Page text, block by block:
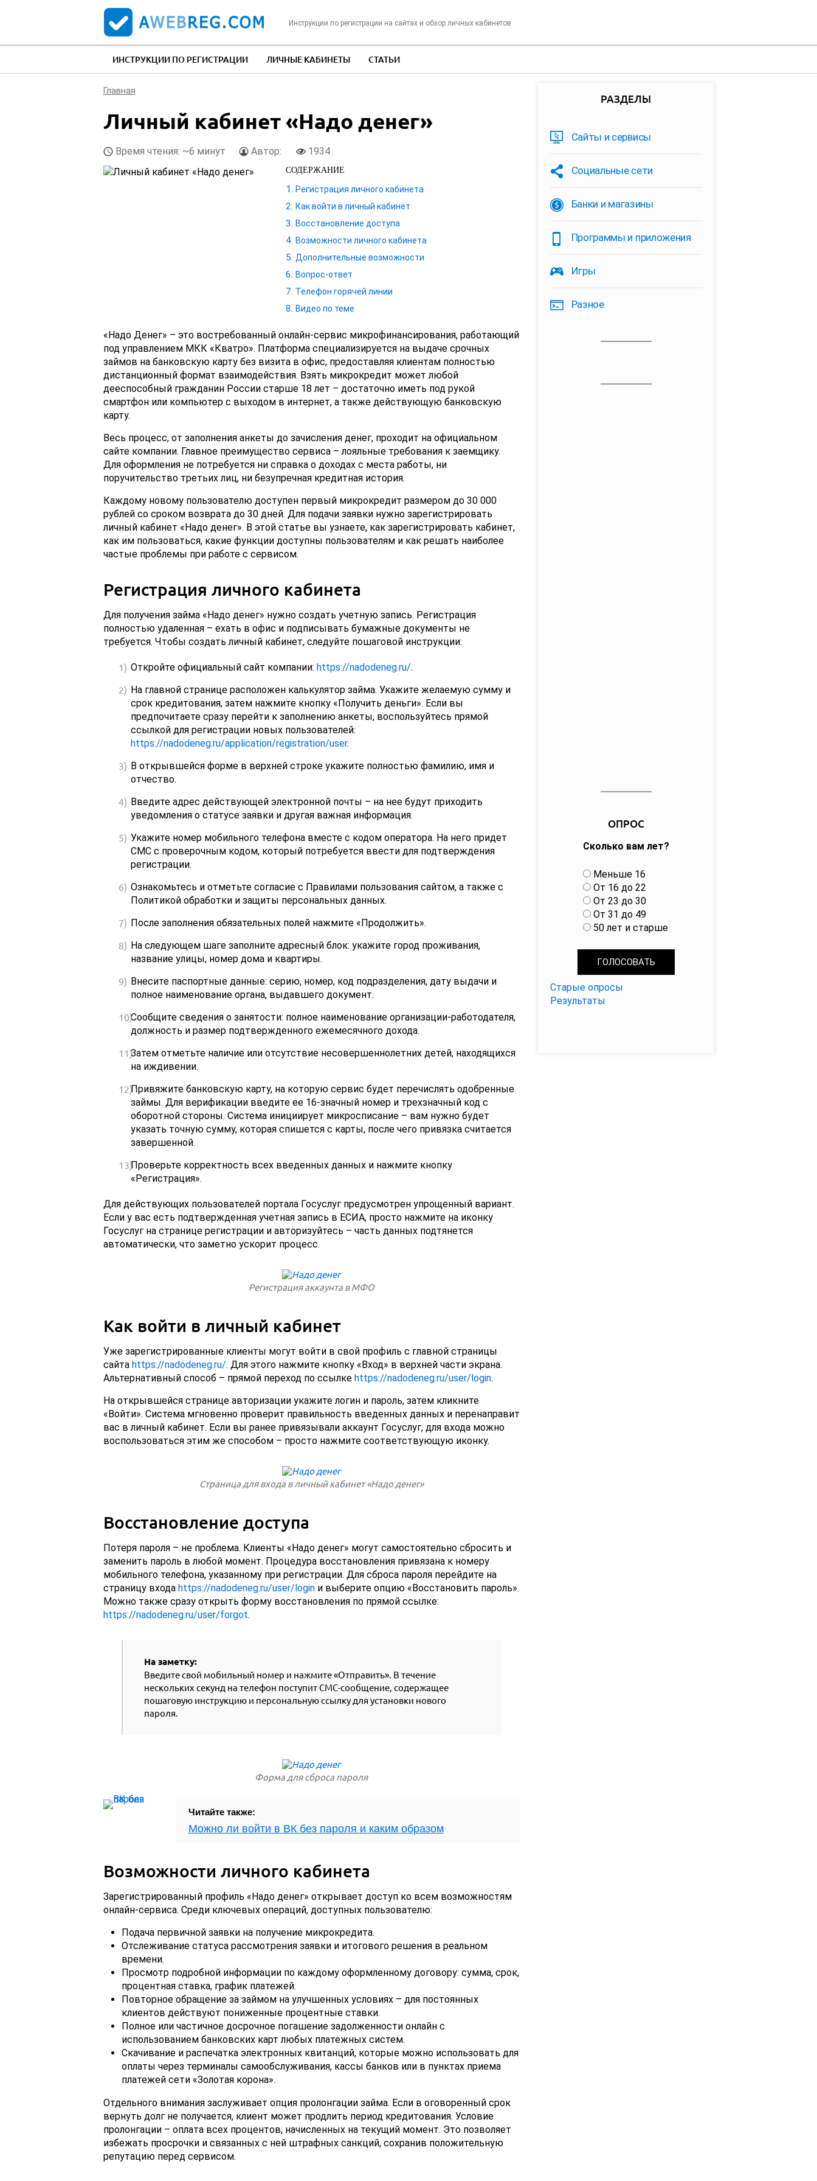
Инструкции по регистрации на сайтах и обзор личных кабинетов
ИНСТРУКЦИИ ПО РЕГИСТРАЦИИ ЛИЧНЫЕ КАБИНЕТЫ СТАТЬИ
Главная
Личный кабинет «Надо денег»
Время чтения: ~6 минут Автор: 1934
СОДЕРЖАНИЕ
Регистрация личного кабинета
Как войти в личный кабинет
Восстановление доступа
Возможности личного кабинета
Дополнительные возможности
Вопрос-ответ
Телефон горячей линии
Видео по теме
«Надо Денег» – это востребованный онлайн-сервис микрофинансирования, работающий
под управлением МКК «Кватро». Платформа специализируется на выдаче срочных
займов на банковскую карту без визита в офис, предоставляя клиентам полностью
дистанционный формат взаимодействия. Взять микрокредит может любой
дееспособный гражданин России старше 18 лет – достаточно иметь под рукой
смартфон или компьютер с выходом в интернет, а также действующую банковскую
карту.
Весь процесс, от заполнения анкеты до зачисления денег, проходит на официальном
сайте компании. Главное преимущество сервиса – лояльные требования к заемщику.
Для оформления не потребуется ни справка о доходах с места работы, ни
поручительство третьих лиц, ни безупречная кредитная история.
Каждому новому пользователю доступен первый микрокредит размером до 30 000
рублей со сроком возврата до 30 дней. Для подачи заявки нужно зарегистрировать
личный кабинет «Надо денег». В этой статье вы узнаете, как зарегистрировать кабинет,
как им пользоваться, какие функции доступны пользователям и как решать наиболее
частые проблемы при работе с сервисом.
Регистрация личного кабинета
Для получения займа «Надо денег» нужно создать учетную запись. Регистрация
полностью удаленная – ехать в офис и подписывать бумажные документы не
требуется. Чтобы создать личный кабинет, следуйте пошаговой инструкции:
Откройте официальный сайт компании: https://nadodeneg.ru/.
На главной странице расположен калькулятор займа. Укажите желаемую сумму и
срок кредитования, затем нажмите кнопку «Получить деньги». Если вы
предпочитаете сразу перейти к заполнению анкеты, воспользуйтесь прямой
ссылкой для регистрации новых пользователей:
https://nadodeneg.ru/application/registration/user.
В открывшейся форме в верхней строке укажите полностью фамилию, имя и
отчество.
Введите адрес действующей электронной почты – на нее будут приходить
уведомления о статусе заявки и другая важная информация.
Укажите номер мобильного телефона вместе с кодом оператора. На него придет
СМС с проверочным кодом, который потребуется ввести для подтверждения
регистрации.
Ознакомьтесь и отметьте согласие с Правилами пользования сайтом, а также с
Политикой обработки и защиты персональных данных.
После заполнения обязательных полей нажмите «Продолжить».
На следующем шаге заполните адресный блок: укажите город проживания,
название улицы, номер дома и квартиры.
Внесите паспортные данные: серию, номер, код подразделения, дату выдачи и
полное наименование органа, выдавшего документ.
Сообщите сведения о занятости: полное наименование организации-работодателя,
должность и размер подтвержденного ежемесячного дохода.
Затем отметьте наличие или отсутствие несовершеннолетних детей, находящихся
на иждивении.
Привяжите банковскую карту, на которую сервис будет перечислять одобренные
займы. Для верификации введите ее 16-значный номер и трехзначный код с
оборотной стороны. Система инициирует микросписание – вам нужно будет
указать точную сумму, которая спишется с карты, после чего привязка считается
завершенной.
Проверьте корректность всех введенных данных и нажмите кнопку
«Регистрация».
Для действующих пользователей портала Госуслуг предусмотрен упрощенный вариант.
Если у вас есть подтвержденная учетная запись в ЕСИА, просто нажмите на иконку
Госуслуг на странице регистрации и авторизуйтесь – часть данных подтянется
автоматически, что заметно ускорит процесс.
Регистрация аккаунта в МФО
Как войти в личный кабинет
Уже зарегистрированные клиенты могут войти в свой профиль с главной страницы
сайта https://nadodeneg.ru/. Для этого нажмите кнопку «Вход» в верхней части экрана.
Альтернативный способ – прямой переход по ссылке https://nadodeneg.ru/user/login.
На открывшейся странице авторизации укажите логин и пароль, затем кликните
«Войти». Система мгновенно проверит правильность введенных данных и перенаправит
вас в личный кабинет. Если вы ранее привязывали аккаунт Госуслуг, для входа можно
воспользоваться этим же способом – просто нажмите соответствующую иконку.
Страница для входа в личный кабинет «Надо денег»
Восстановление доступа
Потеря пароля – не проблема. Клиенты «Надо денег» могут самостоятельно сбросить и
заменить пароль в любой момент. Процедура восстановления привязана к номеру
мобильного телефона, указанному при регистрации. Для сброса пароля перейдите на
страницу входа https://nadodeneg.ru/user/loginи выберите опцию «Восстановить пароль».
Можно также сразу открыть форму восстановления по прямой ссылке:
https://nadodeneg.ru/user/forgot.
На заметку:
Введите свой мобильный номер и нажмите «Отправить». В течение
нескольких секунд на телефон поступит СМС-сообщение, содержащее
пошаговую инструкцию и персональную ссылку для установки нового
пароля.
Форма для сброса пароля
Читайте также:
Можно ли войти в ВК без пароля и каким образом
Возможности личного кабинета
Зарегистрированный профиль «Надо денег» открывает доступ ко всем возможностям
онлайн-сервиса. Среди ключевых операций, доступных пользователю:
Подача первичной заявки на получение микрокредита.
Отслеживание статуса рассмотрения заявки и итогового решения в реальном
времени.
Просмотр подробной информации по каждому оформленному договору: сумма, срок,
процентная ставка, график платежей.
Повторное обращение за займом на улучшенных условиях – для постоянных
клиентов действуют пониженные процентные ставки.
Полное или частичное досрочное погашение задолженности онлайн с
использованием банковских карт любых платежных систем.
Скачивание и распечатка электронных квитанций, которые можно использовать для
оплаты через терминалы самообслуживания, кассы банков или в пунктах приема
платежей сети «Золотая корона».
Отдельного внимания заслуживает опция пролонгации займа. Если в оговоренный срок
вернуть долг не получается, клиент может продлить период кредитования. Условие
пролонгации – оплата всех процентов, начисленных на текущий момент. Это позволяет
избежать просрочки и связанных с ней штрафных санкций, сохранив положительную
репутацию перед сервисом.
РАЗДЕЛЫ
Сайты и сервисы
Социальные сети
Банки и магазины
Программы и приложения
Игры
Разное
ОПРОС
Сколько вам лет?
В
а
р
и
а
Меньше 16
От 16 до 22
От 23 до 30
От 31 до 49
50 лет и старше
Старые опросы
Результаты